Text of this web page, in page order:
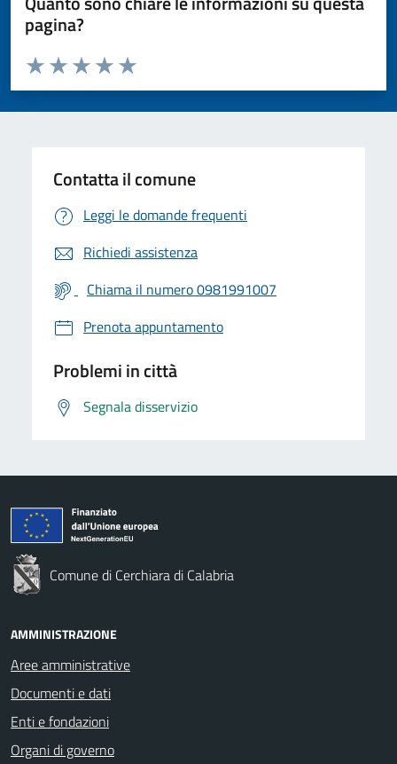
pagina?
Valuta da 1 a 5 stelle la pagina
Valuta 5 stelle su 5
Valuta 4 stelle su 5
Valuta 3 stelle su 5
Valuta 2 stelle su 5
Valuta 1 stelle su 5
Contatta il comune
Leggi le domande frequenti
Richiedi assistenza
Chiama il numero 0981991007
Prenota appuntamento
Problemi in città
Segnala disservizio
Comune di Cerchiara di Calabria
AMMINISTRAZIONE
Aree amministrative
Documenti e dati
Enti e fondazioni
Organi di governo